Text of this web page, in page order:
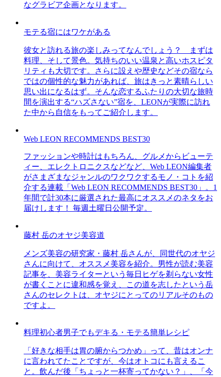
なグラビア企画となります。
モテる宿にはワケがある
彼女と訪れる旅の楽しみってなんでしょう？ まずは
料理、そして景色。気持ちのいい温泉と高いホスピタ
リティも大切です。さらに設えや歴史などその宿なら
ではの個性的な魅力があれば、旅はきっと素晴らしい
思い出になるはず。そんな恋するふたりの大切な旅時
間を演出する“ハズさない”宿を、LEONが実際に訪れ
た中から自信をもってご紹介します。
Web LEON RECOMMENDS BEST30
ファッションや時計はもちろん、グルメからビューテ
ィー、エレクトロニクスなどなど、Web LEON編集者
がさまざまなジャンルのワクワクするモノ・コトを紹
介する連載「Web LEON RECOMMENDS BEST30」。1
年間で計30本に厳選された最高にオススメのネタをお
届けします！ 毎週土曜日公開予定。
藤村 岳のオヤジ美容道
メンズ美容の研究家・藤村 岳さんが、同世代のオヤジ
さんに向けて、オススメ美容を紹介。男性が読む美容
記事を、美容ライターという毎日ヒゲを剃らない女性
が書くことに違和感を覚え、この道を志したという岳
さんのセレクトは、オヤジにとってのリアルそのもの
ですよ。
料理初心者男子でもデキる・モテる簡単レシピ
「好きな相手は胃の腑からつかめ」って、昔はオンナ
に言われてたことですが、今はオトコにも言えるこ
と。飲んだ後「ちょっと一杯寄ってかない？」、「今